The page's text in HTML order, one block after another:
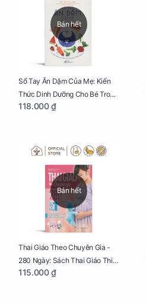
Bán hết
Sổ Tay Ăn Dặm Của Mẹ: Kiến
Thức Dinh Dưỡng Cho Bé Trong
Tuổi Ăn Dặm
118.000 ₫
Bán hết
Thai Giáo Theo Chuyên Gia -
280 Ngày: Sách Thai Giáo Thiết
Thực Nhất Cho Mẹ Bầu
115.000 ₫